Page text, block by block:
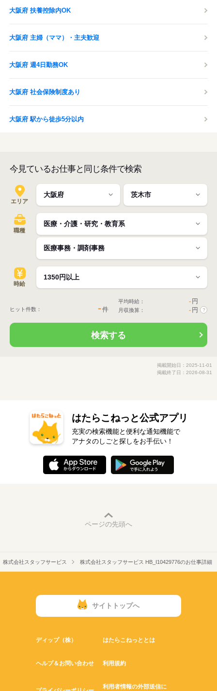
大阪府 扶養控除内OK
大阪府 主婦（ママ）・主夫歓迎
大阪府 週4日勤務OK
大阪府 社会保険制度あり
大阪府 駅から徒歩5分以内
今見ているお仕事と同じ条件で検索
エリア
職種
時給
ヒット件数： -件
平均時給： - 円
月収換算： - 円 ?
検索する
掲載開始日：2025-11-01
掲載終了日：2026-08-31
はたらこねっと公式アプリ
充実の検索機能と便利な通知機能で
アナタのしごと探しをお手伝い！
ページの先頭へ
株式会社スタッフサービス 株式会社スタッフサービス HB_I10429776のお仕事詳細
サイトトップへ
ディップ（株） はたらこねっととは
ヘルプ＆お問い合わせ 利用規約
利用者情報の外部送信に